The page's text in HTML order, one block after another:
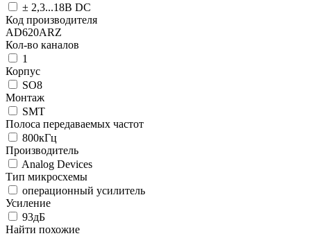
± 2,3...18В DC
Код производителя
AD620ARZ
Кол-во каналов
1
Корпус
SO8
Монтаж
SMT
Полоса передаваемых частот
800кГц
Производитель
Analog Devices
Тип микросхемы
операционный усилитель
Усиление
93дБ
Найти похожие